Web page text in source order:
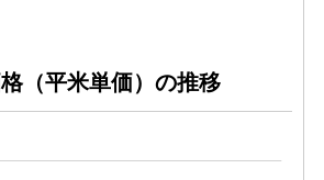
（平米単価）の推移